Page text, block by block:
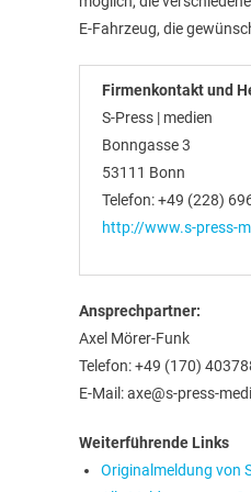
E-Fahrzeug, die
Firmenkontakt und
S-Press | medien
Bonngasse 3
53111 Bonn
Telefon: +49 (228)
http://www.s-press-
Ansprechpartner:
Axel Mörer-Funk
Telefon: +49 (170)
E-Mail: axe@s-press-
Weiterführende Links
Originalmeldung von